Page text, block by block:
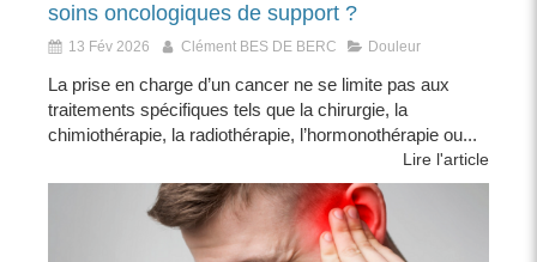
soins oncologiques de support ?
13 Fév 2026 Clément BES DE BERC Douleur
La prise en charge d’un cancer ne se limite pas aux
traitements spécifiques tels que la chirurgie, la
chimiothérapie, la radiothérapie, l’hormonothérapie ou...
Lire l'article